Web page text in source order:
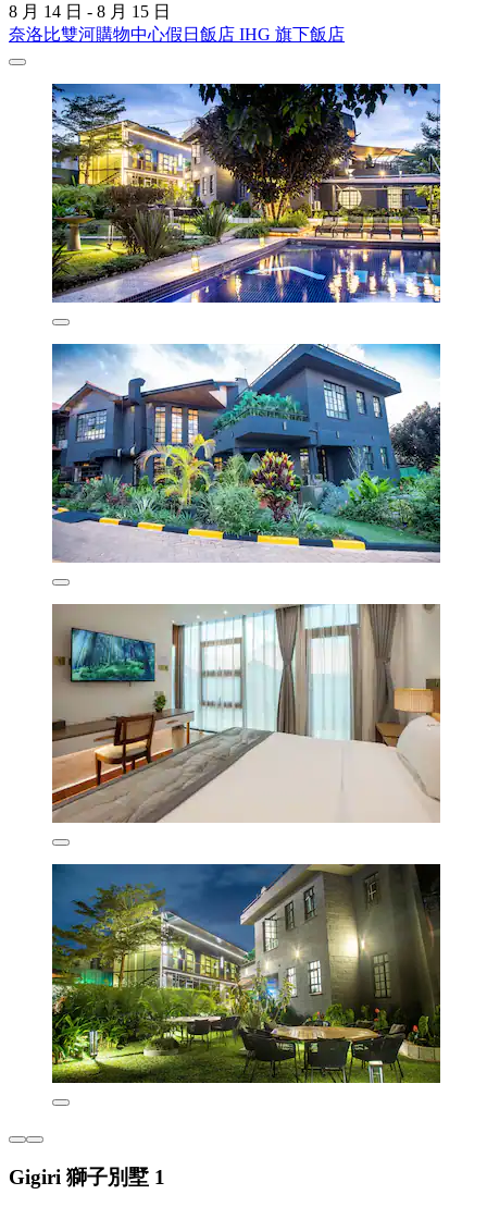
8 月 14 日 - 8 月 15 日
奈洛比雙河購物中心假日飯店 IHG 旗下飯店
Gigiri 獅子別墅 1